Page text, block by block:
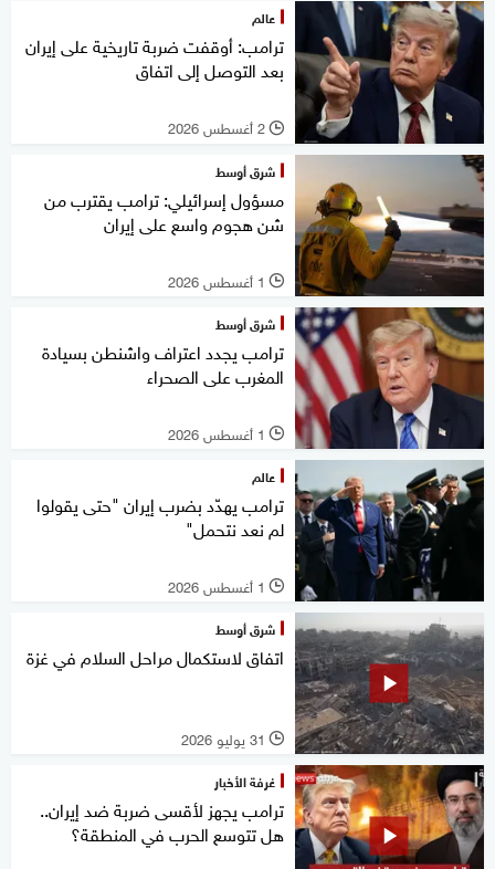
عالم
ترامب: أوقفت ضربة تاريخية على إيران
بعد التوصل إلى اتفاق
l 2 أغسطس 2026
شرق أوسط
مسؤول إسرائيلي: ترامب يقترب من
شن هجوم واسع على إيران
l 1 أغسطس 2026
شرق أوسط
ترامب يجدد اعتراف واشنطن بسيادة
المغرب على الصحراء
l 1 أغسطس 2026
عالم
ترامب يهدّد بضرب إيران "حتى يقولوا
لم نعد نتحمل"
l 1 أغسطس 2026
شرق أوسط
اتفاق لاستكمال مراحل السلام في غزة
l 31 يوليو 2026
غرفة الأخبار
ترامب يجهز لأقسى ضربة ضد إيران..
هل تتوسع الحرب في المنطقة؟